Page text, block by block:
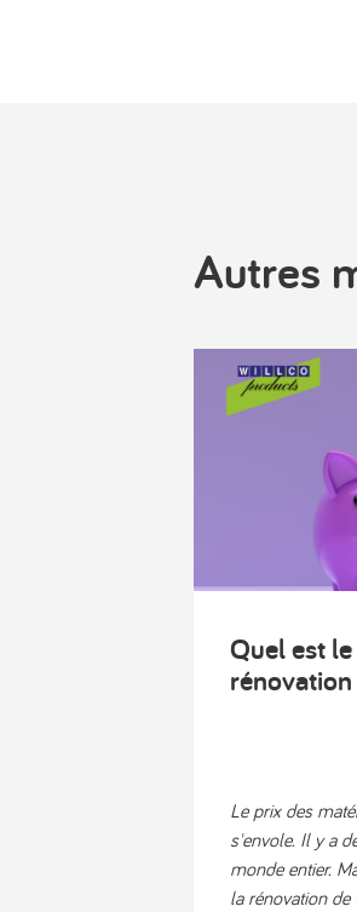
Autres
Quel est
Le prix des
s'envole. Il y a
monde entier.
la rénovation de